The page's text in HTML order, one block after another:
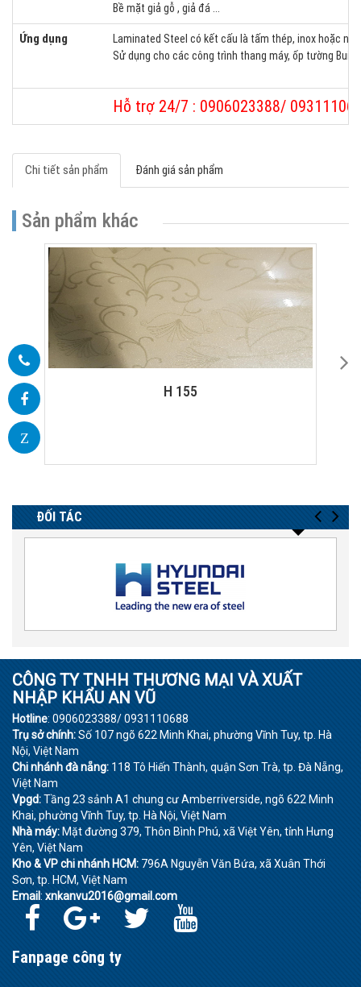
Bề mặt giả gỗ , giả đá ...
Ứng dụng
Laminated Steel có kết cấu là tấm thép, inox hoặc
Sử dụng cho các công trình thang máy, ốp tường
Hỗ trợ 24/7 : 0906023388/
Chi tiết sản phẩm Đánh giá sản phẩm
Sản phẩm khác
ET 01 MIRROR CABIN - DOOR
ĐỐI TÁC
CÔNG TY TNHH THƯƠNG MẠI VÀ XUẤT
NHẬP KHẨU AN VŨ
Hotline: 0906023388/ 0931110688
Trụ sở chính:Số 107 ngõ 622 Minh Khai, phường Vĩnh Tuy, tp. Hà
Nội, Việt Nam
Chi nhánh đà nẵng: 118 Tô Hiến Thành, quận Sơn Trà, tp. Đà Nẵng,
Việt Nam
Vpgd:Tầng 23 sảnh A1 chung cư Amberriverside, ngõ 622 Minh
Khai, phường Vĩnh Tuy, tp. Hà Nội, Việt Nam
Nhà máy: Mặt đường 379, Thôn Bình Phú, xã Việt Yên, tỉnh Hưng
Yên, Việt Nam
Kho & VP chi nhánh HCM: 796A Nguyễn Văn Bứa, xã Xuân Thới
Sơn, tp. HCM, Việt Nam
Email: xnkanvu2016@gmail.com
Fanpage công ty
Z